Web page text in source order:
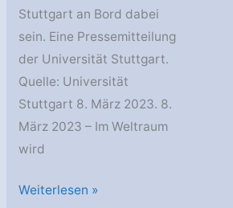
Stuttgart an Bord dabei
sein. Eine Pressemitteilung
der Universität Stuttgart.
Quelle: Universität
Stuttgart 8. März 2023. 8.
März 2023 – Im Weltraum
wird
Studentisches
Weiterlesen »